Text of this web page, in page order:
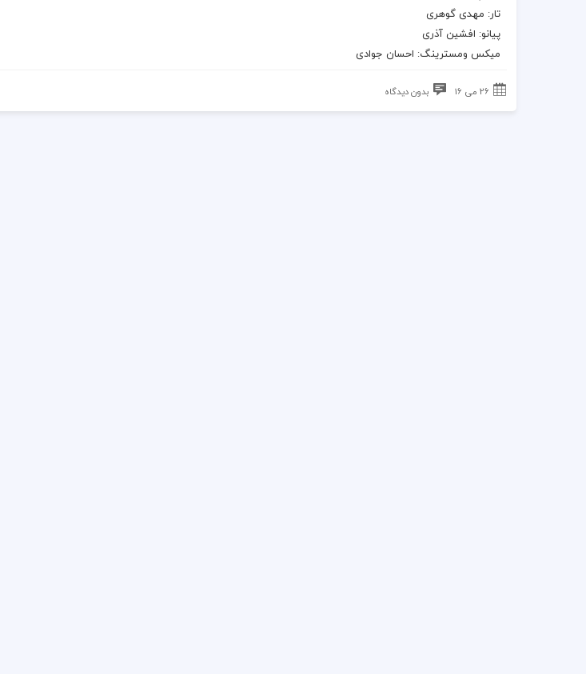
تار: مهدی گوهری
پیانو: افشین آذری
میکس ومسترینگ: احسان جوادی
26 می 16 بدون دیدگاه